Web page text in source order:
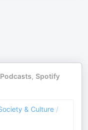
, Spotify
& Culture /